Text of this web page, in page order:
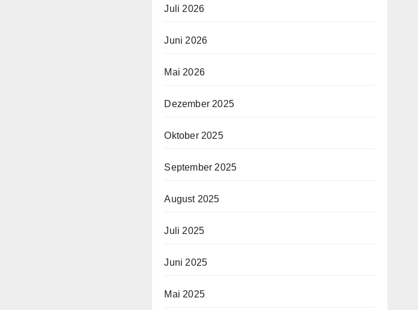
Juli 2026
Juni 2026
Mai 2026
Dezember 2025
Oktober 2025
September 2025
August 2025
Juli 2025
Juni 2025
Mai 2025